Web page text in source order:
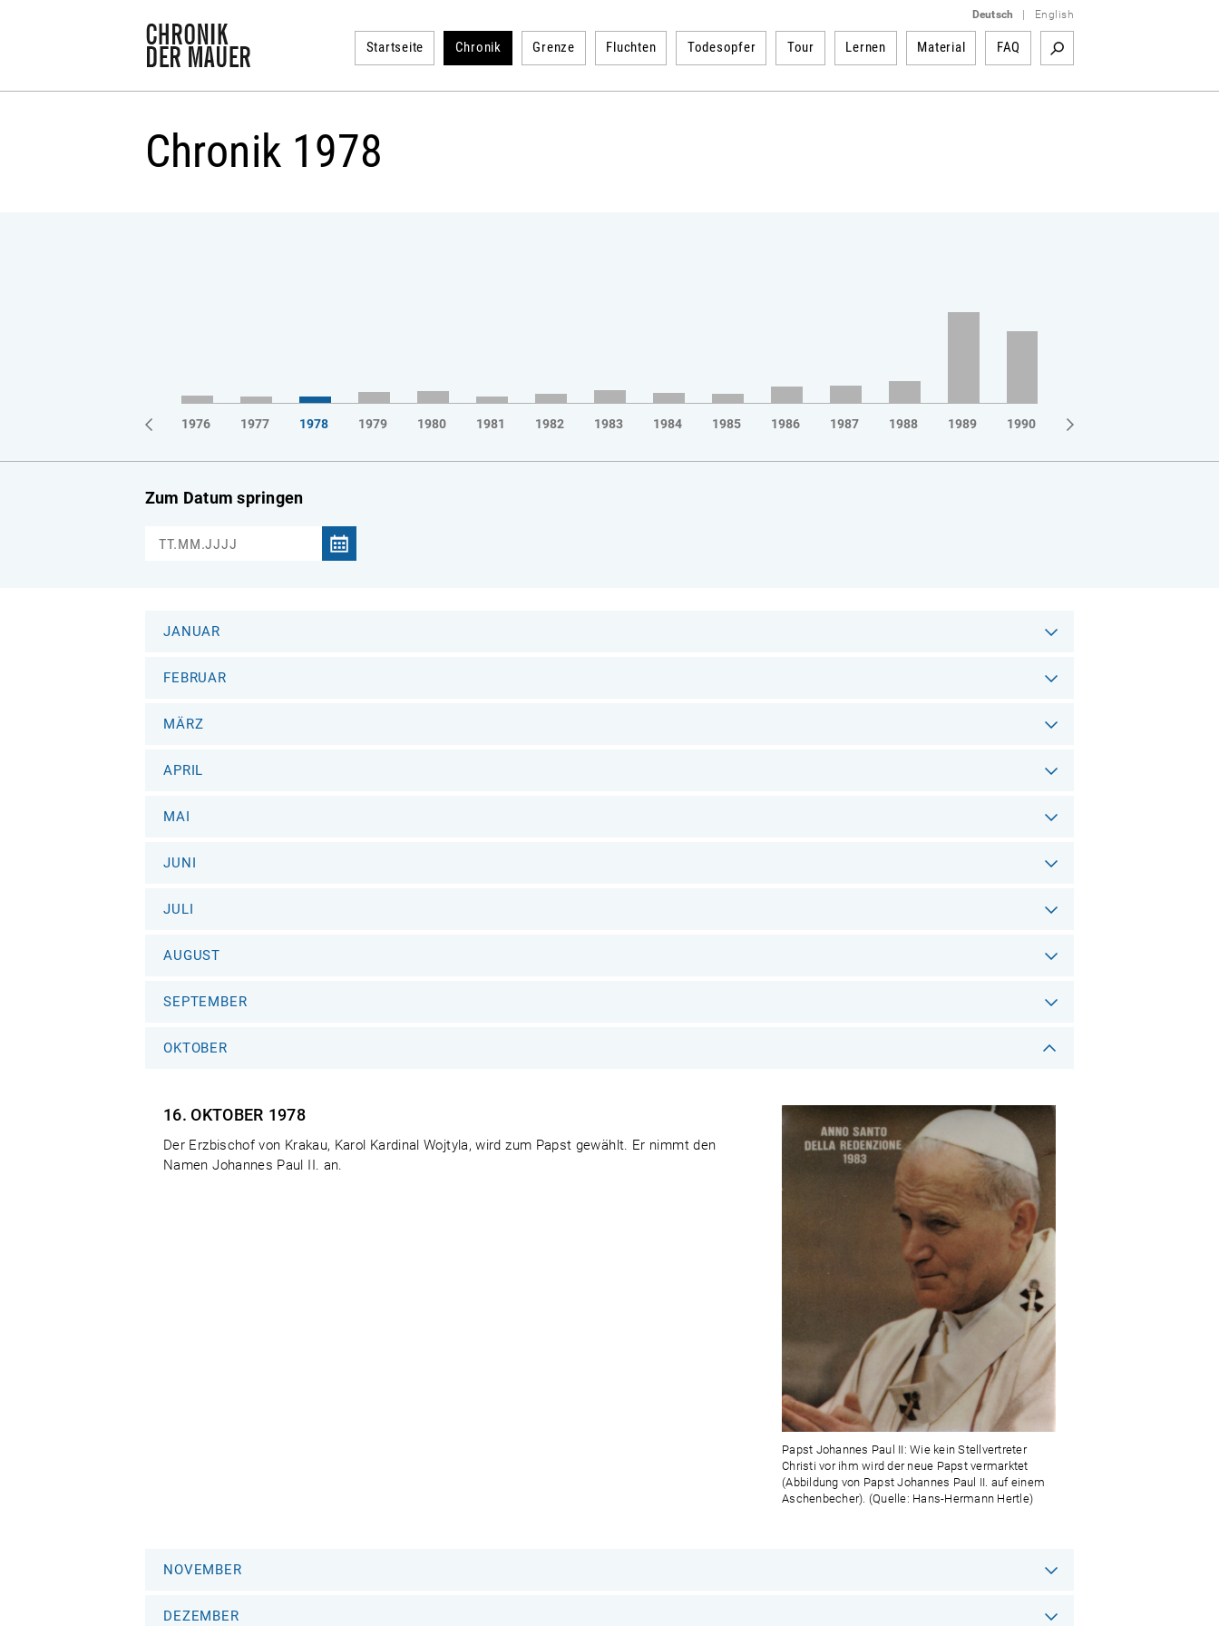
Deutsch English
Startseite Chronik Grenze Fluchten Todesopfer Tour Lernen Material FAQ
Chronik 1978
1975 1976 1977 1978 1979 1980 1981 1982 1983 1984 1985 1986 1987 1988 1989 1990
Zum Datum springen
JANUAR
FEBRUAR
MÄRZ
APRIL
MAI
JUNI
JULI
AUGUST
SEPTEMBER
OKTOBER
16. OKTOBER 1978
Papst Johannes Paul II: Wie kein Stellvertreter
Christi vor ihm wird der neue Papst vermarktet
(Abbildung von Papst Johannes Paul II. auf einem
Aschenbecher). (Quelle: Hans-Hermann Hertle)
Der Erzbischof von Krakau, Karol Kardinal Wojtyla, wird zum Papst gewählt. Er nimmt den
Namen Johannes Paul II. an.
NOVEMBER
DEZEMBER